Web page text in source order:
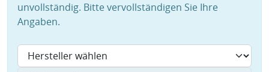
unvollständig. Bitte vervollständigen Sie Ihre
Angaben.